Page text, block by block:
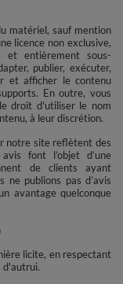
matériel, sauf mention
licence non exclusive,
et entièrement sous-
publier, exécuter,
et afficher le contenu
En outre, vous
droit d'utiliser le nom
à leur discrétion.
notre site reflètent des
font l’objet d’une
de clients ayant
ne publions pas d’avis
avantage quelconque
licite, en respectant
d'autrui.